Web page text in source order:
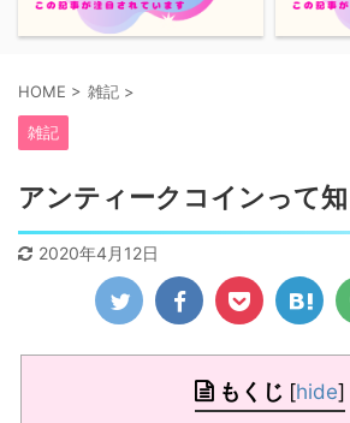
HOME > 雑記 >
雑記
アンティークコインって
2020年4月12日
もくじ [hide]